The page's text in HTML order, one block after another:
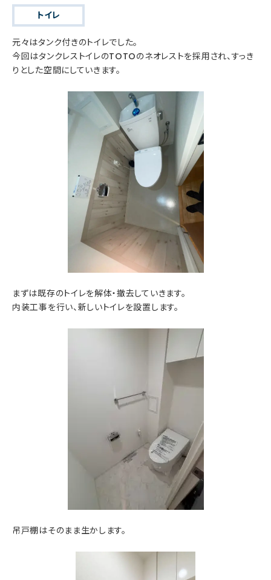
トイレ
元々はタンク付きのトイレでした。
今回はタンクレストイレのTOTOのネオレストを採用され、すっき
りとした空間にしていきます。
まずは既存のトイレを解体・撤去していきます。
内装工事を行い、新しいトイレを設置します。
吊戸棚はそのまま生かします。